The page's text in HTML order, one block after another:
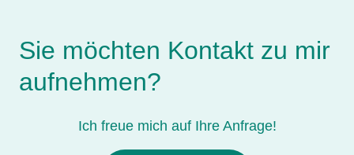
Sie möchten Kontakt zu mir
aufnehmen?
Ich freue mich auf Ihre Anfrage!